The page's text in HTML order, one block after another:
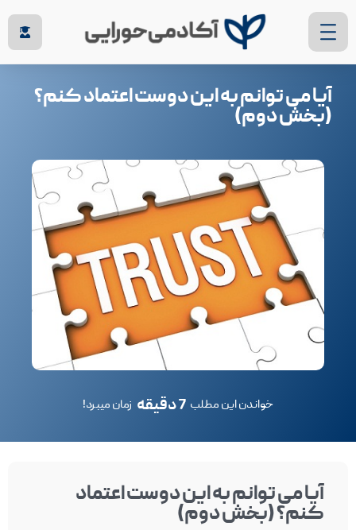
آیا می توانم به این دوست اعتماد کنم؟
(بخش دوم)
خواندن این مطلب 7 دقیقه زمان میبرد!
آیا می توانم به این دوست اعتماد
کنم؟ (بخش دوم)